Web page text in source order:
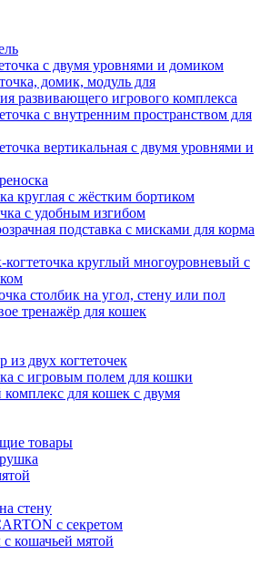
с двумя уровнями и домиком
домик, модуль для
развивающего игрового комплекса
с внутренним пространством для
вертикальная с двумя уровнями и
круглая с жёстким бортиком
с удобным изгибом
подставка с мисками для корма
круглый многоуровневый с
столбик на угол, стену или пол
тренажёр для кошек
двух когтеточек
c игровым полем для кошки
для кошек с двумя
товары
стену
с секретом
кошачьей мятой